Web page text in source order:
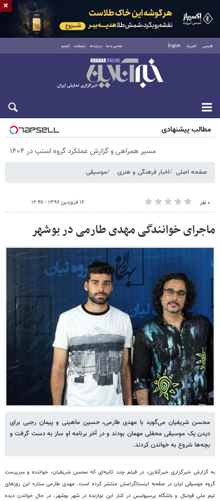
فارسی العربية English تماس با ما درباره ما تبلیغات آرشیو
پنجشنبه ۱۵ مرداد ۱۴۰۵
مطالب پیشنهادی
مسیر همراهی و گزارش عملکرد گروه اسنپ در ۱۴۰۴
صفحه اصلی اخبار فرهنگی و هنری موسیقی
۰ نفر ۱۶ فروردین ۱۳۹۶ - ۱۲:۴۸
ماجرای خوانندگی مهدی طارمی در بوشهر
محسن شریفیان می‌گوید با مهدى طارمی، حسین ماهینى و پیمان رجبى براى
دیدن یک موسیقى محفلى مهمان بودند و در آخر برنامه او ساز به دست گرفت و
بچه‌ها شروع به خواندن کردند.
به گزارش خبرگزاری خبرآنلاین، در فیلم چند ثانیه‌ای که محسن شریفیان، خواننده و سرپرست
گروه موسیقی لیان در صفحه اینستاگرامش منتشر کرده است، مهدی طارمی ستاره این روزهای
تیم ملی فوتبال و باشگاه پرسپولیس در کنار این نوازنده در شهر بوشهر، در حال خواندن دیده
×